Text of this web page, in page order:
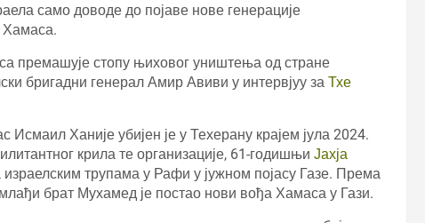
само доводе до појаве нове генерације
премашује стопу њиховог уништења од стране
бригадни генерал Амир Авиви у интервјуу за Тхе
Ханије убијен је у Техерану крајем јула 2024.
крила те организације, 61-годишњи Јахја
израелским трупама у Рафи у јужном појасу Газе. Према
брат Мухамед је постао нови вођа Хамаса у Гази.